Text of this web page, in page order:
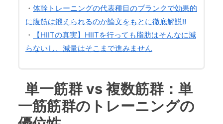
・ 体幹トレーニングの代表種目のプランクで効果的
に腹筋は鍛えられるのか論文をもとに徹底解説‼
・
【HIITの真実】HIITを行っても脂肪はそんなに減
らないし、減量はそこまで進みません
単一筋群 vs 複数筋群：単
一筋筋群のトレーニングの